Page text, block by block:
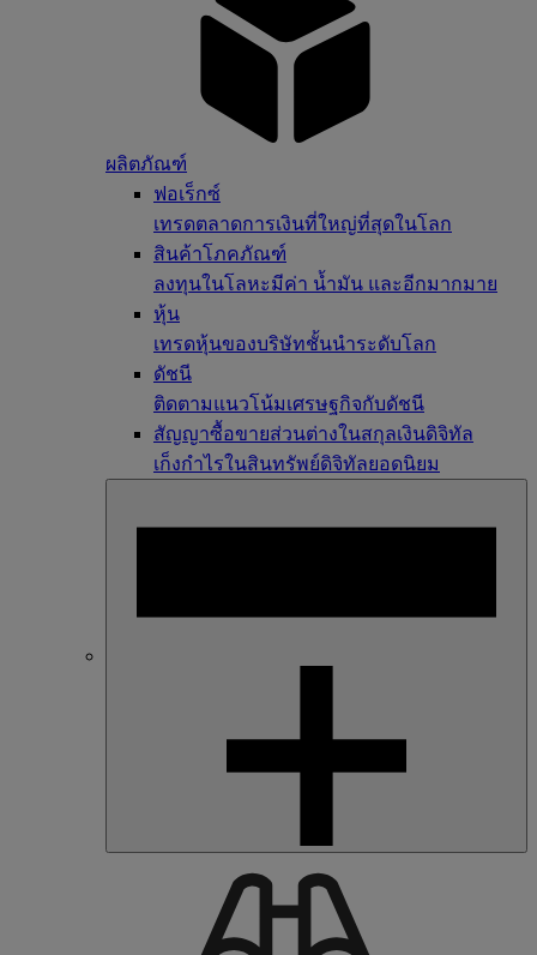
ผลิตภัณฑ์
ฟอเร็กซ์
เทรดตลาดการเงินที่ใหญ่ที่สุดในโลก
สินค้าโภคภัณฑ์
ลงทุนในโลหะมีค่า น้ำมัน และอีกมากมาย
หุ้น
เทรดหุ้นของบริษัทชั้นนำระดับโลก
ดัชนี
ติดตามแนวโน้มเศรษฐกิจกับดัชนี
สัญญาซื้อขายส่วนต่างในสกุลเงินดิจิทัล
เก็งกำไรในสินทรัพย์ดิจิทัลยอดนิยม